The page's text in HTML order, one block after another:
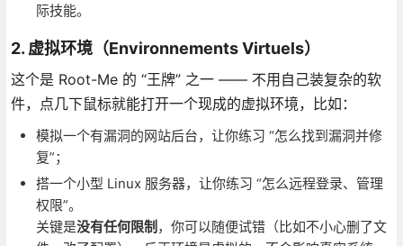
际技能。
2. 虚拟环境（Environnements Virtuels）
这个是 Root-Me 的 “王牌” 之一 —— 不用自己装复杂的软
件，点几下鼠标就能打开一个现成的虚拟环境，比如：
模拟一个有漏洞的网站后台，让你练习 “怎么找到漏洞并修
复”；
搭一个小型 Linux 服务器，让你练习 “怎么远程登录、管理
权限”。
关键是没有任何限制 ，你可以随便试错（比如不小心删了文